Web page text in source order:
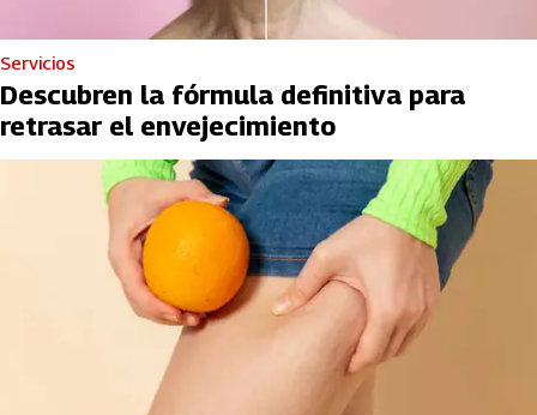
Servicios
Descubren la fórmula definitiva para
retrasar el envejecimiento